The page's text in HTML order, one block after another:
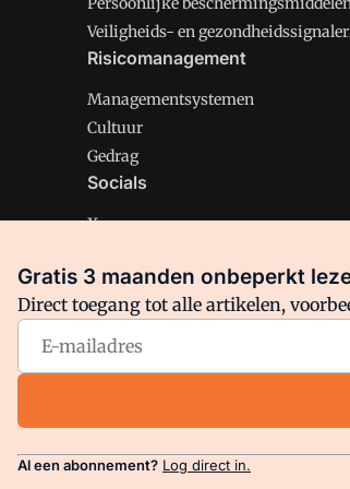
Veiligheids- en
Risicomanagement
Managementsystemen
Cultuur
Gedrag
Socials
X
Facebook
Arbo is onderdeel van VMN media.
Gratis 3 maanden onbeperkt
Direct toegang tot alle artikelen,
Al een abonnement? Log direct in.